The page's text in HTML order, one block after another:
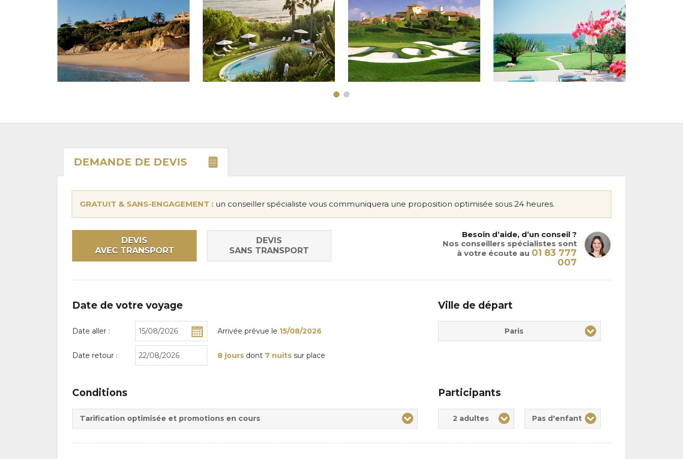
DEMANDE DE DEVIS
GRATUIT & SANS-ENGAGEMENT : un conseiller spécialiste vous communiquera une proposition optimisée sous 24 heures.
DEVIS
AVEC TRANSPORT
DEVIS
SANS TRANSPORT
Besoin d’aide, d’un conseil ?
Nos conseillers spécialistes sont
à votre écoute au 01 83 777
007
Date de votre voyage
Date aller : Arrivée prévue le 15/08/2026
Date retour : 8 jours dont 7 nuits sur place
Ville de départ
Paris
Conditions
Tarification optimisée et promotions en cours
Participants
2 adultes Pas d'enfant